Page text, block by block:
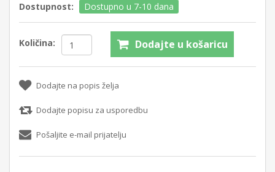
Dostupnost: Dostupno u 7-10 dana
Količina: Dodajte u košaricu
Dodajte na popis želja
Dodajte popisu za usporedbu
Pošaljite e-mail prijatelju